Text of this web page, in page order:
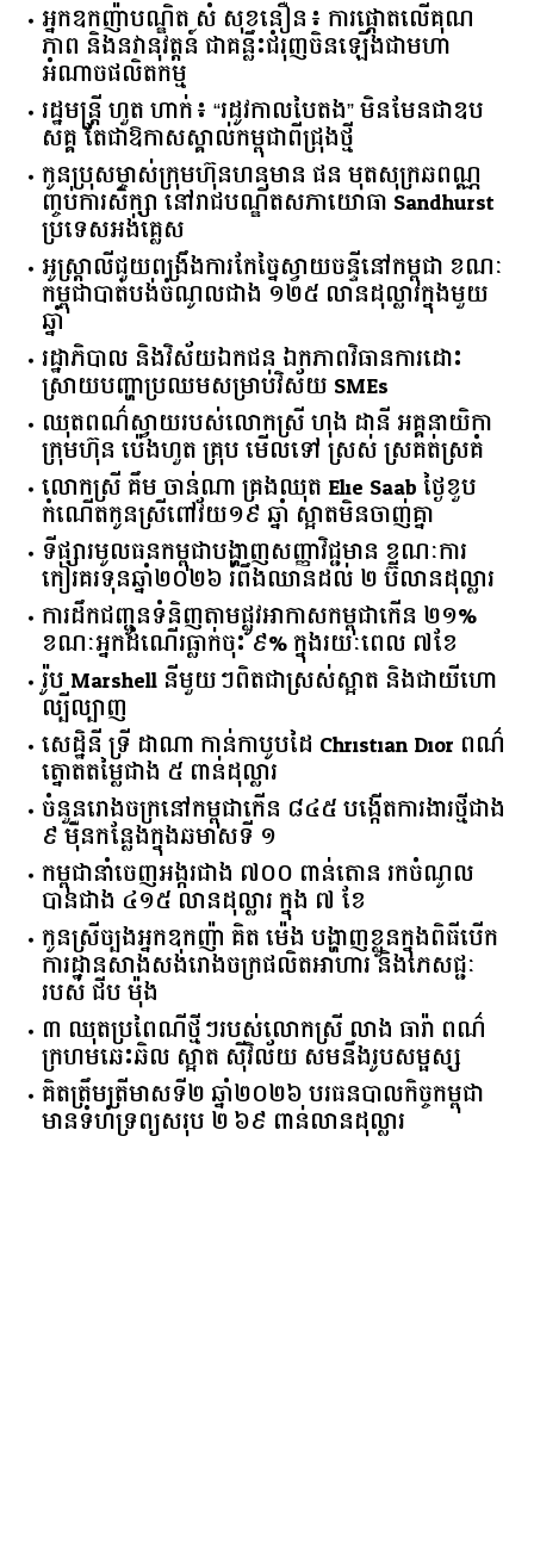
អ្នកឧកញ៉ាបណ្ឌិត សំ សុខនឿន៖ ការផ្តោតលើគុណ
ភាព និងនវានុវត្តន៍ ជាគន្លឹះជំរុញចិនឡើងជាមហា
អំណាចផលិតកម្ម
រដ្ឋមន្ត្រី ហួត ហាក់៖ “រដូវកាលបៃតង” មិនមែនជាឧប
សគ្គ តែជាឱកាសស្គាល់កម្ពុជាពីជ្រុងថ្មី
កូនប្រុសម្ចាស់ក្រុមហ៊ុនហនុមាន ផន មុតសុក្រឆពណ្ណ
ញ្ចប់ការសិក្សា នៅរាជបណ្ឌិតសភាយោធា Sandhurst
ប្រទេសអង់គ្លេស
អូស្ត្រាលី​ជួយ​ពង្រឹង​ការ​កែច្នៃ​ស្វាយចន្ទី​នៅ​កម្ពុជា​ ​ខណៈ​
កម្ពុជា​បាត់បង់​ចំណូល​ជាង​ ​១២៥​ ​លាន​ដុល្លារ​ក្នុង​មួយ​
ឆ្នាំ​
រដ្ឋាភិបាល​ ​និង​វិស័យ​ឯកជន ​ឯកភាព​វិធានការ​ដោះ
ស្រាយ​បញ្ហា​ប្រឈម​​សម្រាប់​វិស័យ​ ​SMEs​
ឈុតពណ៌ស្វាយរបស់លោកស្រី ហុង ដានី អគ្គ​នាយិកា​
ក្រុមហ៊ុន ប៉េងហួត គ្រុប មើលទៅ ស្រស់ ស្រគត់ស្រគំ
លោកស្រី គឹម ចាន់ណា គ្រងឈុត Elie Saab ថ្ងៃខួប
កំណើតកូនស្រីពៅវ័យ១៩ ឆ្នាំ ស្អាតមិនចាញ់គ្នា
ទីផ្សារ​មូលធន​កម្ពុជា​បង្ហាញ​សញ្ញា​វិជ្ជមាន​ ​ខណៈ​ការ​
កៀរគរ​ទុន​ឆ្នាំ​២០២៦​ ​រំពឹង​ឈានដល់​ ​២​ ​ប៊ីលាន​ដុល្លារ​
ការដឹកជញ្ជូនទំនិញតាមផ្លូវអាកាសកម្ពុជាកើន ២១%
ខណៈអ្នកដំណើរធ្លាក់ចុះ ៩% ក្នុងរយៈពេល ៧ខែ
រ៉ូប Marshell នីមួយៗពិតជាស្រស់ស្អាត និងជាយីហោ
ល្បីល្បាញ
សេដ្ឋិនី ទ្រី ដាណា កាន់កាបូបដៃ Christian Dior ពណ៌
ត្នោតតម្លៃជាង ៥ ពាន់ដុល្លារ
ចំនួន​រោងចក្រ​នៅ​កម្ពុជា​កើន​ ​៨៤៥​ ​បង្កើត​ការងារ​ថ្មី​ជាង​
​៩​ ​ម៉ឺន​កន្លែង​ក្នុង​ឆមាស​ទី ​១​
កម្ពុជានាំចេញអង្ករជាង ៧០០ ពាន់តោន រកចំណូល
បានជាង ៤១៥ លានដុល្លារ ក្នុង ៧ ខែ
កូនស្រីច្បងអ្នកឧកញ៉ា គិត ម៉េង បង្ហាញខ្លួនក្នុងពិធីបើក
ការដ្ឋានសាងសង់រោងចក្រផលិតអាហារ និងភេសជ្ជៈ
របស់ ជីប ម៉ុង
៣ ឈុតប្រពៃណីថ្មីៗរបស់លោកស្រី លាង ធារ៉ា ពណ៌
ក្រហមឆេះឆិល ស្អាត ​ស៊ីវិល័យ សមនឹងរូបសម្ផស្ស
គិត​ត្រឹមត្រីមាស​ទី​២​ ​ឆ្នាំ​២០២៦​ បរធន​បាលកិច្ច​កម្ពុជា​ ​
មាន​ទំហំ​ទ្រព្យ​សរុប​ ​២.៦៩​ ​ពាន់លាន​ដុល្លារ​